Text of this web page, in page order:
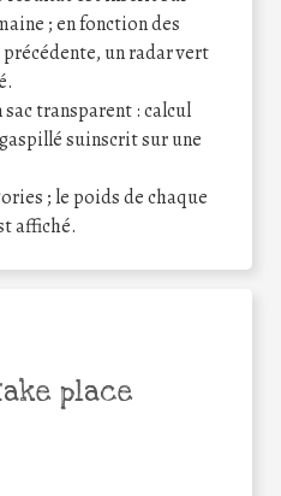
; en fonction des
un radar vert
transparent : calcul
suinscrit sur une
; le poids de chaque
affiché.
place